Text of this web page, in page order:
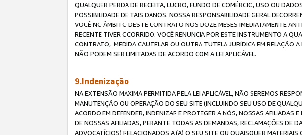
QUALQUER PERDA DE RECEITA, LUCRO, FUNDO DE COMÉRCIO, USO OU
POSSIBILIDADE DE TAIS DANOS. NOSSA RESPONSABILIDADE GERAL
VOCÊ NO ÂMBITO DESTE CONTRATO NOS DOZE MESES IMEDIATAMENTE
RECENTE TIVER OCORRIDO. VOCÊ RENUNCIA POR ESTE INSTRUMENTO A
CONTRATO, MEDIDA CAUTELAR OU OUTRA TUTELA JURÍDICA EM RELAÇÃO
NÃO PODEM SER LIMITADAS DE ACORDO COM A LEI APLICÁVEL.
9.Indenização
NA EXTENSÃO MÁXIMA PERMITIDA PELA LEI APLICÁVEL, NÃO SEREMOS
MANUTENÇÃO OU OPERAÇÃO DO SEU SITE (INCLUINDO SEU USO DE
ACORDO EM DEFENDER, INDENIZAR E PROTEGER A NÓS, NOSSAS AFILIADAS
DE NOSSAS AFILIADAS, PERANTE TODAS AS DEMANDAS, RECLAMAÇÕES DE
ADVOCATÍCIOS) RELACIONADOS A (A) O SEU SITE OU QUAISQUER